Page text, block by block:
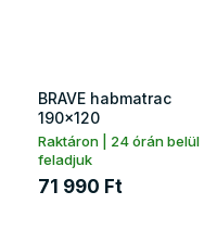
BRAVE habmatrac
190x120
Raktáron | 24 órán belül
feladjuk
71 990 Ft